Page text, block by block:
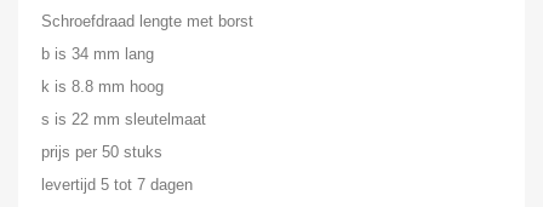
Schroefdraad lengte met borst
b is 34 mm lang
k is 8.8 mm hoog
s is 22 mm sleutelmaat
prijs per 50 stuks
levertijd 5 tot 7 dagen